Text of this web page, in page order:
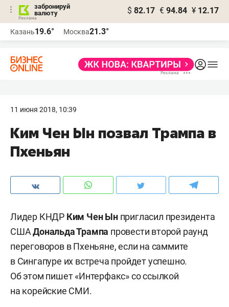
забронируй
валюту
$ 82.17 € 94.84 ¥ 12.17
Казань19.6° Москва21.3°
11 июня 2018, 10:39
Ким Чен Ын позвал Трампа в
Пхеньян
Лидер КНДР Ким Чен Ынпригласил президента
СШАДональда Трампа провести второй раунд
переговоров в Пхеньяне, если на саммите
в Сингапуре их встреча пройдет успешно.
Об этом пишет «Интерфакс» со ссылкой
на корейские СМИ.